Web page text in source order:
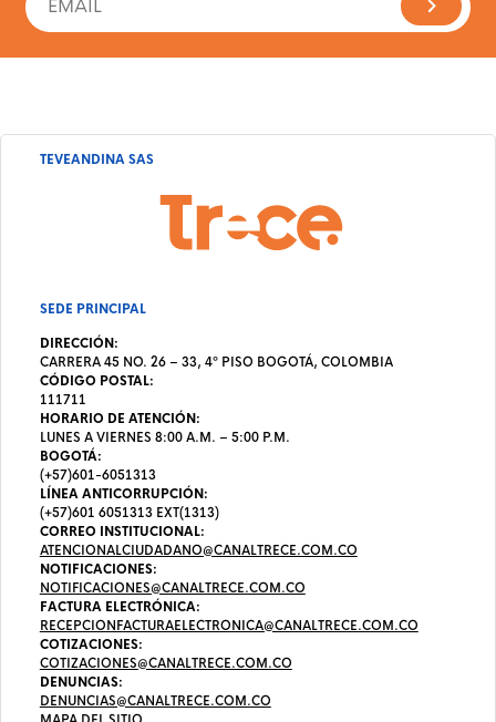
TEVEANDINA SAS
SEDE PRINCIPAL
DIRECCIÓN:
CARRERA 45 NO. 26 – 33, 4º PISO BOGOTÁ, COLOMBIA
CÓDIGO POSTAL:
111711
HORARIO DE ATENCIÓN:
LUNES A VIERNES 8:00 A.M. – 5:00 P.M.
BOGOTÁ:
(+57)601-6051313
LÍNEA ANTICORRUPCIÓN:
(+57)601 6051313 EXT(1313)
CORREO INSTITUCIONAL:
ATENCIONALCIUDADANO@CANALTRECE.COM.CO
NOTIFICACIONES:
NOTIFICACIONES@CANALTRECE.COM.CO
FACTURA ELECTRÓNICA:
RECEPCIONFACTURAELECTRONICA@CANALTRECE.COM.CO
COTIZACIONES:
COTIZACIONES@CANALTRECE.COM.CO
DENUNCIAS:
DENUNCIAS@CANALTRECE.COM.CO